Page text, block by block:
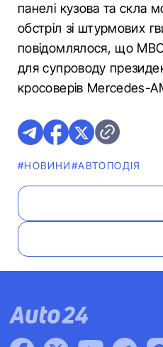
панелі кузова та скла
обстріл зі штурмових
повідомлялося, що МВС
для супроводу
кросоверів Mercedes-
#НОВИНИ#АВТОПОДІЯ